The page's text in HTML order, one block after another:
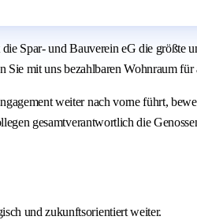
Spar- und Bauverein eG die größte
mit uns bezahlbaren Wohnraum
weiter nach vorne führt,
gesamtverantwortlich die
und zukunftsorientiert weiter.